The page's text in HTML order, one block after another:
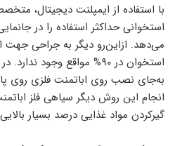
با استفاده از ایمپلنت دیجیتال،
استخوانی حداکثر استفاده را در
می‌دهد. ازاین‌رو دیگر به جراحی جهت
استخوان در ۹۰% مواقع وجود
به‌جای نصب روی اباتمنت فلزی روی
انجام این روش دیگر سیاهی فلز
گیرکردن مواد غذایی درصد بسیار